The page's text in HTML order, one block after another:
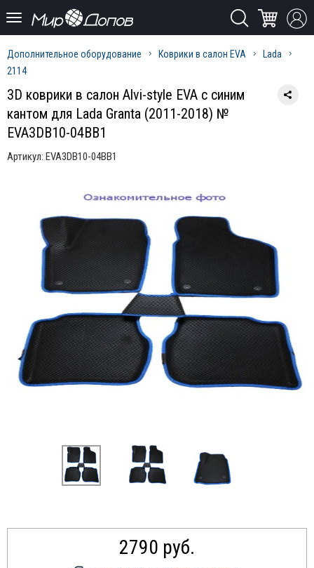
Дополнительное оборудование Коврики в салон EVA
Lada
2114
3D коврики в салон Alvi-style EVA с синим
кантом для Lada Granta (2011-2018) №
EVA3DB10-04BB1
Артикул: EVA3DB10-04BB1
2790 руб.